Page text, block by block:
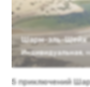
Шарм-эль-Шейх
Индивидуальная
5 приключений